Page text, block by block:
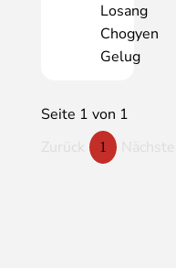
Losang
Chogyen
Gelug
Seite 1 von 1
1